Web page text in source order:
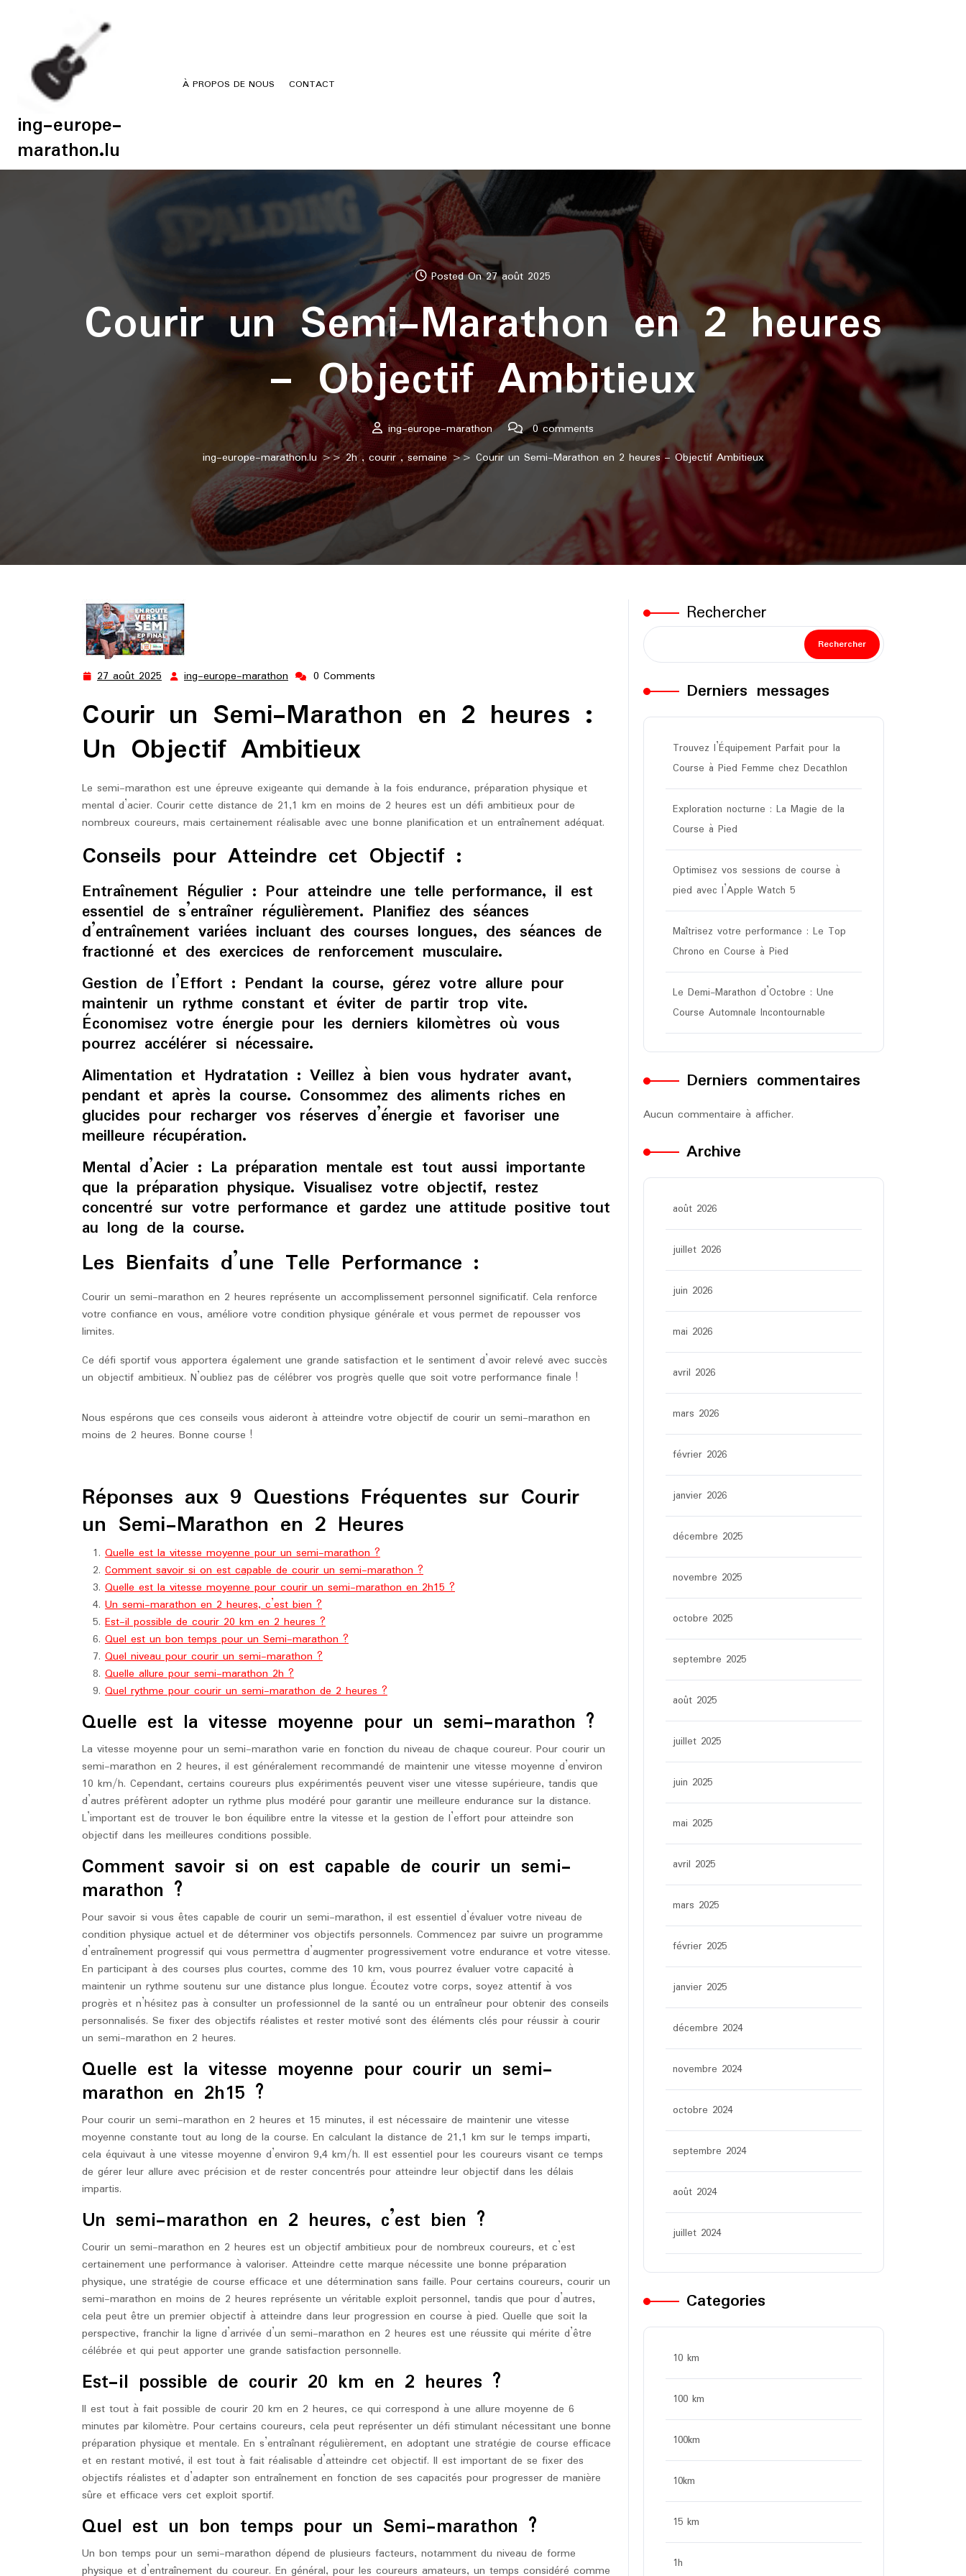
ing-europe-
marathon.lu
À PROPOS DE NOUS CONTACT
Posted On 27 août 2025
Courir un Semi-Marathon en 2 heures
– Objectif Ambitieux
ing-europe-marathon
0 comments
ing-europe-marathon.lu>>2h, courir,semaine >> Courir un Semi-Marathon en 2 heures – Objectif Ambitieux
27 août 2025 27
2025
ing-europe-marathon ing-
marathon
0 Comments
Courir un Semi-Marathon en 2 heures :
Un Objectif Ambitieux
Le semi-marathon est une épreuve exigeante qui demande à la fois endurance, préparation physique et
mental d’acier. Courir cette distance de 21,1 km en moins de 2 heures est un défi ambitieux pour de
nombreux coureurs, mais certainement réalisable avec une bonne planification et un entraînement adéquat.
Conseils pour Atteindre cet Objectif :
Entraînement Régulier : Pour atteindre une telle performance, il est
essentiel de s’entraîner régulièrement. Planifiez des séances
d’entraînement variées incluant des courses longues, des séances de
fractionné et des exercices de renforcement musculaire.
Gestion de l’Effort : Pendant la course, gérez votre allure pour
maintenir un rythme constant et éviter de partir trop vite.
Économisez votre énergie pour les derniers kilomètres où vous
pourrez accélérer si nécessaire.
Alimentation et Hydratation : Veillez à bien vous hydrater avant,
pendant et après la course. Consommez des aliments riches en
glucides pour recharger vos réserves d’énergie et favoriser une
meilleure récupération.
Mental d’Acier : La préparation mentale est tout aussi importante
que la préparation physique. Visualisez votre objectif, restez
concentré sur votre performance et gardez une attitude positive tout
au long de la course.
Les Bienfaits d’une Telle Performance :
Courir un semi-marathon en 2 heures représente un accomplissement personnel significatif. Cela renforce
votre confiance en vous, améliore votre condition physique générale et vous permet de repousser vos
limites.
Ce défi sportif vous apportera également une grande satisfaction et le sentiment d’avoir relevé avec succès
un objectif ambitieux. N’oubliez pas de célébrer vos progrès quelle que soit votre performance finale !
Nous espérons que ces conseils vous aideront à atteindre votre objectif de courir un semi-marathon en
moins de 2 heures. Bonne course !
Réponses aux 9 Questions Fréquentes sur Courir
un Semi-Marathon en 2 Heures
Quelle est la vitesse moyenne pour un semi-marathon ?
Comment savoir si on est capable de courir un semi-marathon ?
Quelle est la vitesse moyenne pour courir un semi-marathon en 2h15 ?
Un semi-marathon en 2 heures, c’est bien ?
Est-il possible de courir 20 km en 2 heures ?
Quel est un bon temps pour un Semi-marathon ?
Quel niveau pour courir un semi-marathon ?
Quelle allure pour semi-marathon 2h ?
Quel rythme pour courir un semi-marathon de 2 heures ?
Quelle est la vitesse moyenne pour un semi-marathon ?
La vitesse moyenne pour un semi-marathon varie en fonction du niveau de chaque coureur. Pour courir un
semi-marathon en 2 heures, il est généralement recommandé de maintenir une vitesse moyenne d’environ
10 km/h. Cependant, certains coureurs plus expérimentés peuvent viser une vitesse supérieure, tandis que
d’autres préfèrent adopter un rythme plus modéré pour garantir une meilleure endurance sur la distance.
L’important est de trouver le bon équilibre entre la vitesse et la gestion de l’effort pour atteindre son
objectif dans les meilleures conditions possible.
Comment savoir si on est capable de courir un semi-
marathon ?
Pour savoir si vous êtes capable de courir un semi-marathon, il est essentiel d’évaluer votre niveau de
condition physique actuel et de déterminer vos objectifs personnels. Commencez par suivre un programme
d’entraînement progressif qui vous permettra d’augmenter progressivement votre endurance et votre vitesse.
En participant à des courses plus courtes, comme des 10 km, vous pourrez évaluer votre capacité à
maintenir un rythme soutenu sur une distance plus longue. Écoutez votre corps, soyez attentif à vos
progrès et n’hésitez pas à consulter un professionnel de la santé ou un entraîneur pour obtenir des conseils
personnalisés. Se fixer des objectifs réalistes et rester motivé sont des éléments clés pour réussir à courir
un semi-marathon en 2 heures.
Quelle est la vitesse moyenne pour courir un semi-
marathon en 2h15 ?
Pour courir un semi-marathon en 2 heures et 15 minutes, il est nécessaire de maintenir une vitesse
moyenne constante tout au long de la course. En calculant la distance de 21,1 km sur le temps imparti,
cela équivaut à une vitesse moyenne d’environ 9,4 km/h. Il est essentiel pour les coureurs visant ce temps
de gérer leur allure avec précision et de rester concentrés pour atteindre leur objectif dans les délais
impartis.
Un semi-marathon en 2 heures, c’est bien ?
Courir un semi-marathon en 2 heures est un objectif ambitieux pour de nombreux coureurs, et c’est
certainement une performance à valoriser. Atteindre cette marque nécessite une bonne préparation
physique, une stratégie de course efficace et une détermination sans faille. Pour certains coureurs, courir un
semi-marathon en moins de 2 heures représente un véritable exploit personnel, tandis que pour d’autres,
cela peut être un premier objectif à atteindre dans leur progression en course à pied. Quelle que soit la
perspective, franchir la ligne d’arrivée d’un semi-marathon en 2 heures est une réussite qui mérite d’être
célébrée et qui peut apporter une grande satisfaction personnelle.
Est-il possible de courir 20 km en 2 heures ?
Il est tout à fait possible de courir 20 km en 2 heures, ce qui correspond à une allure moyenne de 6
minutes par kilomètre. Pour certains coureurs, cela peut représenter un défi stimulant nécessitant une bonne
préparation physique et mentale. En s’entraînant régulièrement, en adoptant une stratégie de course efficace
et en restant motivé, il est tout à fait réalisable d’atteindre cet objectif. Il est important de se fixer des
objectifs réalistes et d’adapter son entraînement en fonction de ses capacités pour progresser de manière
sûre et efficace vers cet exploit sportif.
Quel est un bon temps pour un Semi-marathon ?
Un bon temps pour un semi-marathon dépend de plusieurs facteurs, notamment du niveau de forme
physique et d’entraînement du coureur. En général, pour les coureurs amateurs, un temps considéré comme
Rechercher
Rechercher
Derniers messages
Trouvez l’Équipement Parfait pour la
Course à Pied Femme chez Decathlon
Exploration nocturne : La Magie de la
Course à Pied
Optimisez vos sessions de course à
pied avec l’Apple Watch 5
Maîtrisez votre performance : Le Top
Chrono en Course à Pied
Le Demi-Marathon d’Octobre : Une
Course Automnale Incontournable
Derniers commentaires
Aucun commentaire à afficher.
Archive
août 2026
juillet 2026
juin 2026
mai 2026
avril 2026
mars 2026
février 2026
janvier 2026
décembre 2025
novembre 2025
octobre 2025
septembre 2025
août 2025
juillet 2025
juin 2025
mai 2025
avril 2025
mars 2025
février 2025
janvier 2025
décembre 2024
novembre 2024
octobre 2024
septembre 2024
août 2024
juillet 2024
Categories
10 km
100 km
100km
10km
15 km
1h